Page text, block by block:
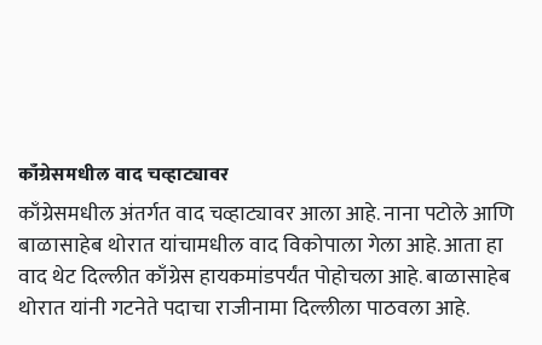
काँग्रेसमधील वाद चव्हाट्यावर
काँग्रेसमधील अंतर्गत वाद चव्हाट्यावर आला आहे. नाना पटोले आणि
बाळासाहेब थोरात यांचामधील वाद विकोपाला गेला आहे. आता हा
वाद थेट दिल्लीत काँग्रेस हायकमांडपर्यंत पोहोचला आहे. बाळासाहेब
थोरात यांनी गटनेते पदाचा राजीनामा दिल्लीला पाठवला आहे.